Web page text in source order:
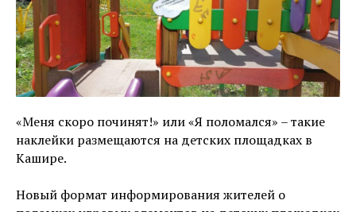
«Меня скоро починят!» или «Я поломался» – такие
наклейки размещаются на детских площадках в
Кашире.
Новый формат информирования жителей о